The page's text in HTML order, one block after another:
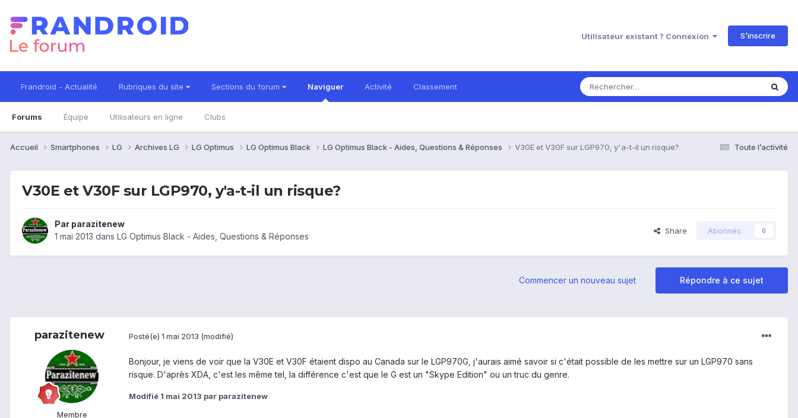
Utilisateur existant ? Connexion S’inscrire
Frandroid - Actualité Rubriques du site Sections du forum Naviguer
Forums Équipe Utilisateurs en ligne Clubs
Activité Classement
Toute l’activité
Accueil Smartphones LG Archives LG LG Optimus LG Optimus Black LG Optimus Black - Aides, Questions & Réponses V30E et V30F sur LGP970, y'a-t-il un risque?
V30E et V30F sur LGP970, y'a-t-il un risque?
Par parazitenew
1 mai 2013 dans LG Optimus Black - Aides, Questions & Réponses
Share Abonnés 0
Répondre à ce sujet
Commencer un nouveau sujet
parazitenew
Membre
Posté(e) 1 mai 2013 (modifié)
Bonjour, je viens de voir que la V30E et V30F étaient dispo au Canada sur le LGP970G, j'aurais aimé savoir si c'était possible de les mettre sur un LGP970 sans
risque. D'après XDA, c'est les même tel, la différence c'est que le G est un "Skype Edition" ou un truc du genre.
Modifié 1 mai 2013 par parazitenew